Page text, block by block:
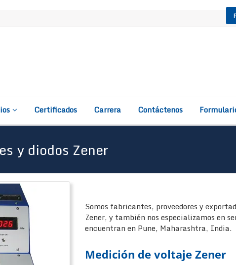
Certificados Carrera Contáctenos
y diodos Zener
Somos fabricantes, proveedores y
Zener, y también nos especializamos en
encuentran en Pune, Maharashtra, India.
Medición de voltaje Zener